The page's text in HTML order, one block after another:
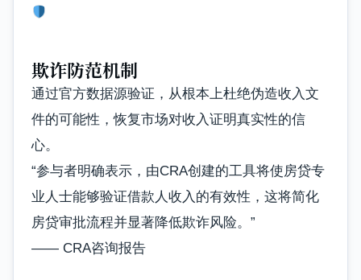
欺诈防范机制
通过官方数据源验证，从根本上杜绝伪造收入文
件的可能性，恢复市场对收入证明真实性的信
心。
“参与者明确表示，由CRA创建的工具将使房贷专
业人士能够验证借款人收入的有效性，这将简化
房贷审批流程并显著降低欺诈风险。”
—— CRA咨询报告